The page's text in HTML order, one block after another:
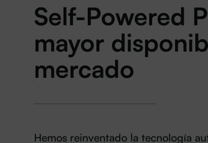
Self-Powered
mayor
mercado
Hemos reinventado la tecnología